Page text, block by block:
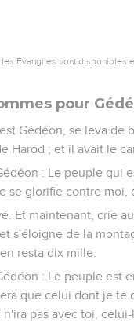
les Évangiles sont disponibles
pour
Gédéon, se leva
Harod ; et il avait le
: Le peuple qui
se glorifie contre moi,
Et maintenant, crie
s'éloigne de la
resta dix mille.
: Le peuple est
que celui dont je te
pas avec toi, celui-